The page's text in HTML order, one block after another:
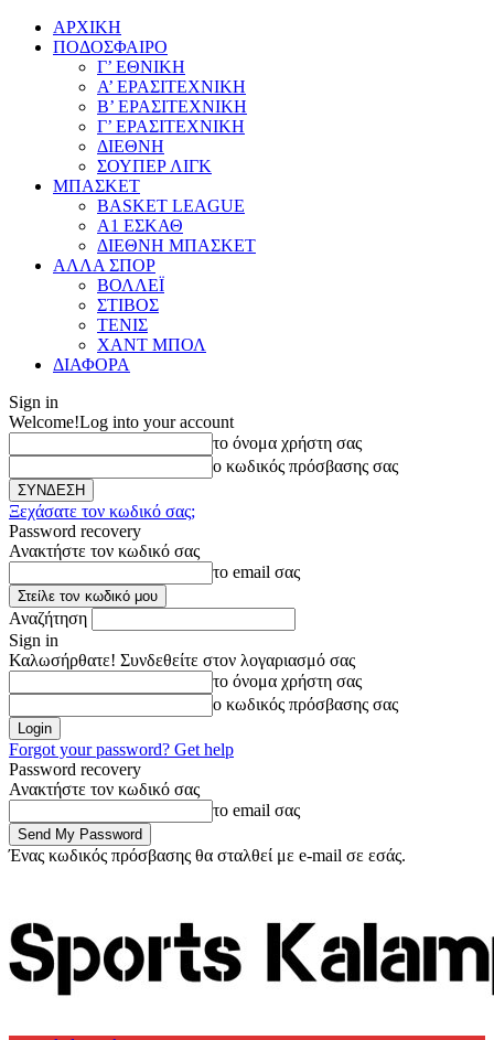
ΑΡΧΙΚΗ
ΠΟΔΟΣΦΑΙΡΟ
Γ’ ΕΘΝΙΚΗ
Α’ ΕΡΑΣΙΤΕΧΝΙΚΗ
Β’ ΕΡΑΣΙΤΕΧΝΙΚΗ
Γ’ ΕΡΑΣΙΤΕΧΝΙΚΗ
ΔΙΕΘΝΗ
ΣΟΥΠΕΡ ΛΙΓΚ
ΜΠΑΣΚΕΤ
BASKET LEAGUE
Α1 ΕΣΚΑΘ
ΔΙΕΘΝΗ ΜΠΑΣΚΕΤ
ΑΛΛΑ ΣΠΟΡ
ΒΟΛΛΕΪ
ΣΤΙΒΟΣ
ΤΕΝΙΣ
ΧΑΝΤ ΜΠΟΛ
ΔΙΑΦΟΡΑ
Sign in
Welcome!Log into your account
το όνομα χρήστη σας
ο κωδικός πρόσβασης σας
Ξεχάσατε τον κωδικό σας;
Password recovery
Ανακτήστε τον κωδικό σας
το email σας
Αναζήτηση
Sign in
Καλωσήρθατε! Συνδεθείτε στον λογαριασμό σας
το όνομα χρήστη σας
ο κωδικός πρόσβασης σας
Forgot your password? Get help
Password recovery
Ανακτήστε τον κωδικό σας
το email σας
Ένας κωδικός πρόσβασης θα σταλθεί με e-mail σε εσάς.